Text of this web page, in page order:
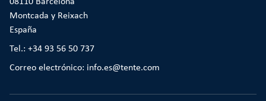
Montcada y Reixach
España
Tel.: +34 93 56 50 737
Correo electrónico: info.es@tente.com